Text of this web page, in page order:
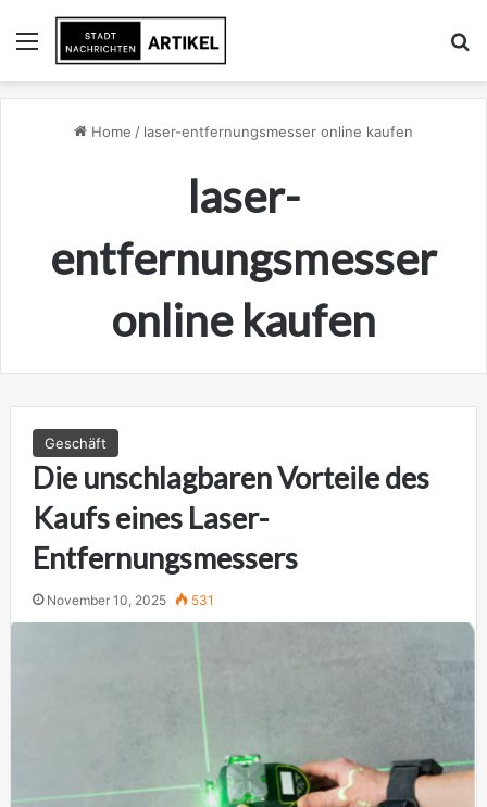
Menu
Home / laser-entfernungsmesser online kaufen
laser-
entfernungsmesser
online kaufen
Geschäft
Die unschlagbaren Vorteile des
Kaufs eines Laser-
Entfernungsmessers
November 10, 2025 531